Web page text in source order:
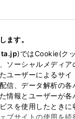
ます。
)ではCookie(ク
ソーシャルメディ
ユーザーによるサ
信、データ解析の
情報とユーザーが
スを使用したとき
ブサイトの使用を